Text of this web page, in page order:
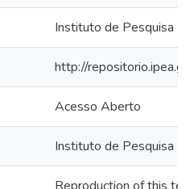
Instituto de Pesquisa
http://
Acesso Aberto
Instituto de Pesquisa